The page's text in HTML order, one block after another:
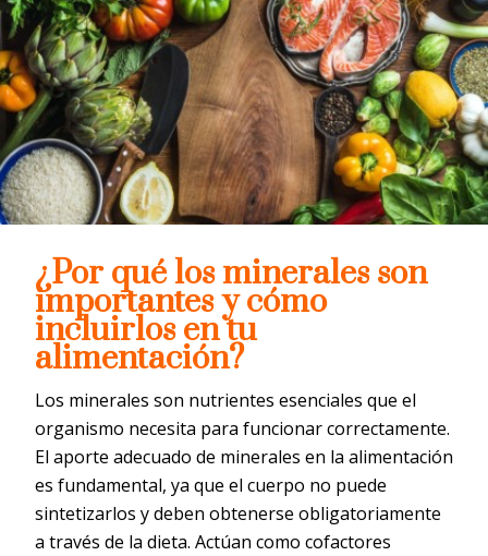
¿Por qué los minerales son
importantes y cómo
incluirlos en tu
alimentación?
Los minerales son nutrientes esenciales que el
organismo necesita para funcionar correctamente.
El aporte adecuado de minerales en la alimentación
es fundamental, ya que el cuerpo no puede
sintetizarlos y deben obtenerse obligatoriamente
a través de la dieta. Actúan como cofactores